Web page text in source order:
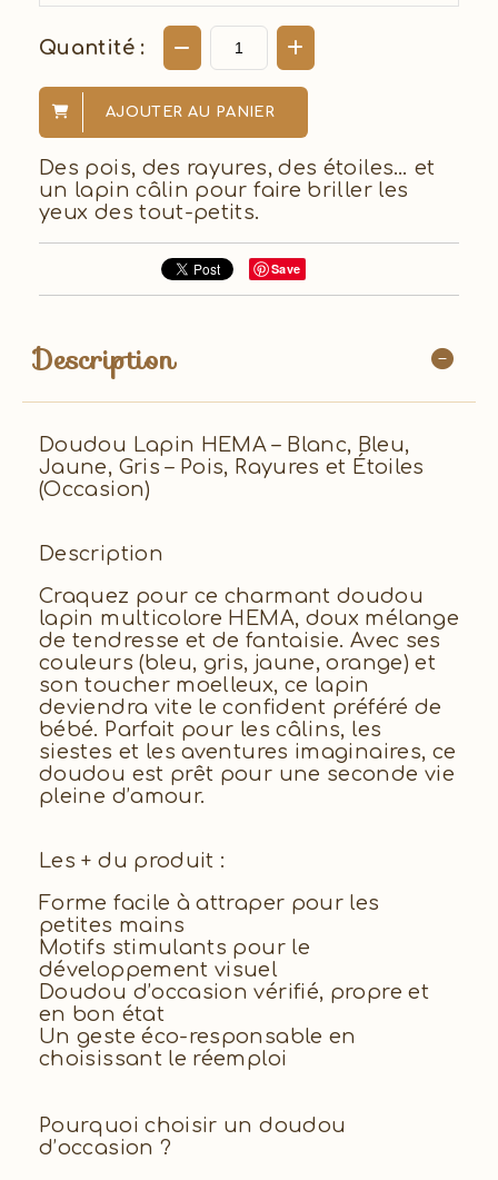
Quantité :
AJOUTER AU PANIER
Des pois, des rayures, des étoiles… et
un lapin câlin pour faire briller les
yeux des tout-petits.
Save
Description
Doudou Lapin HEMA – Blanc, Bleu,
Jaune, Gris – Pois, Rayures et Étoiles
(Occasion)
Description
Craquez pour ce charmant doudou
lapin multicolore HEMA, doux mélange
de tendresse et de fantaisie. Avec ses
couleurs (bleu, gris, jaune, orange) et
son toucher moelleux, ce lapin
deviendra vite le confident préféré de
bébé. Parfait pour les câlins, les
siestes et les aventures imaginaires, ce
doudou est prêt pour une seconde vie
pleine d’amour.
Les + du produit :
Forme facile à attraper pour les
petites mains
Motifs stimulants pour le
développement visuel
Doudou d’occasion vérifié, propre et
en bon état
Un geste éco-responsable en
choisissant le réemploi
Pourquoi choisir un doudou
d’occasion ?